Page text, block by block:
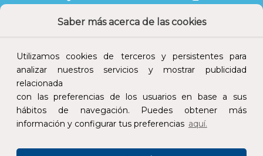
Saber más acerca de las cookies
Utilizamos cookies de terceros y persistentes para
analizar nuestros servicios y mostrar publicidad
relacionada
con las preferencias de los usuarios en base a sus
hábitos de navegación. Puedes obtener más
información y configurar tus preferencias aquí.
Devoluciones Pago seguro
Atención al cliente